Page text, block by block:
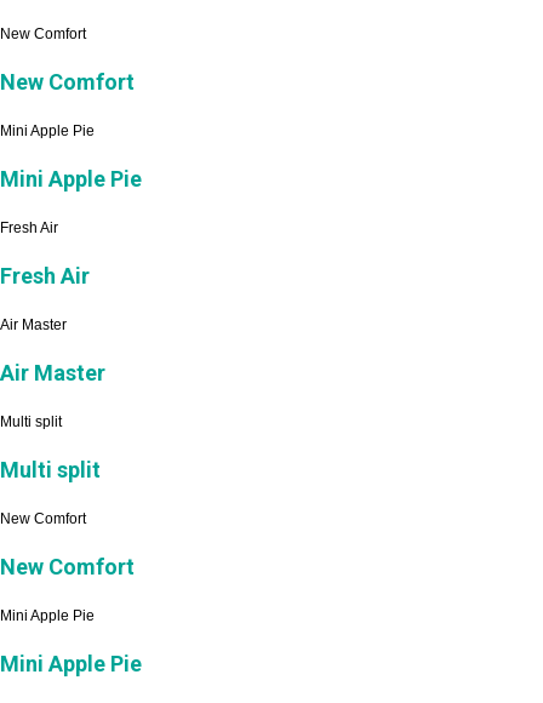
New Comfort
New Comfort
Mini Apple Pie
Mini Apple Pie
Fresh Air
Fresh Air
Air Master
Air Master
Multi split
Multi split
New Comfort
New Comfort
Mini Apple Pie
Mini Apple Pie